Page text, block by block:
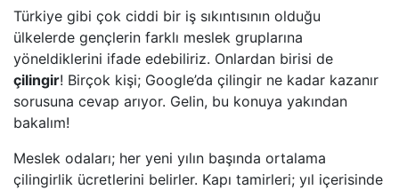
Türkiye gibi çok ciddi bir iş sıkıntısının olduğu
ülkelerde gençlerin farklı meslek gruplarına
yöneldiklerini ifade edebiliriz. Onlardan birisi de
çilingir! Birçok kişi; Google’da çilingir ne kadar kazanır
sorusuna cevap arıyor. Gelin, bu konuya yakından
bakalım!
Meslek odaları; her yeni yılın başında ortalama
çilingirlik ücretlerini belirler. Kapı tamirleri; yıl içerisinde